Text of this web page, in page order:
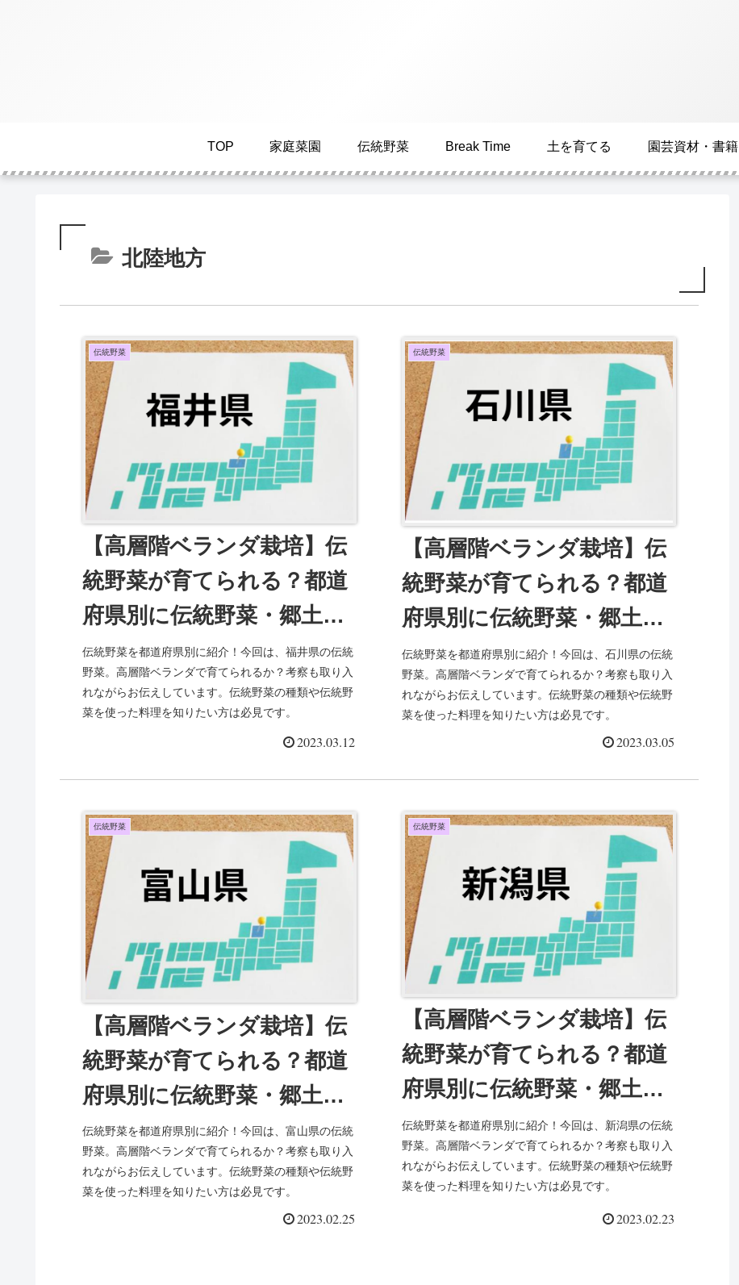
TOP 家庭菜園 伝統野菜 Break Time 土を育てる 園芸資材・書籍
北陸地方
伝統野菜
【高層階ベランダ栽培】伝
統野菜が育てられる？都道
府県別に伝統野菜・郷土料
理を紹介(福井県)18
伝統野菜を都道府県別に紹介！今回は、福井県の伝統
野菜。高層階ベランダで育てられるか？考察も取り入
れながらお伝えしています。伝統野菜の種類や伝統野
菜を使った料理を知りたい方は必見です。
2023.03.12
伝統野菜
【高層階ベランダ栽培】伝
統野菜が育てられる？都道
府県別に伝統野菜・郷土料
理を紹介(石川県)17
伝統野菜を都道府県別に紹介！今回は、石川県の伝統
野菜。高層階ベランダで育てられるか？考察も取り入
れながらお伝えしています。伝統野菜の種類や伝統野
菜を使った料理を知りたい方は必見です。
2023.03.05
伝統野菜
【高層階ベランダ栽培】伝
統野菜が育てられる？都道
府県別に伝統野菜・郷土料
理を紹介(富山県)16
伝統野菜を都道府県別に紹介！今回は、富山県の伝統
野菜。高層階ベランダで育てられるか？考察も取り入
れながらお伝えしています。伝統野菜の種類や伝統野
菜を使った料理を知りたい方は必見です。
2023.02.25
伝統野菜
【高層階ベランダ栽培】伝
統野菜が育てられる？都道
府県別に伝統野菜・郷土料
理を紹介(新潟県)15
伝統野菜を都道府県別に紹介！今回は、新潟県の伝統
野菜。高層階ベランダで育てられるか？考察も取り入
れながらお伝えしています。伝統野菜の種類や伝統野
菜を使った料理を知りたい方は必見です。
2023.02.23